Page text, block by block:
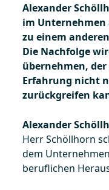
Alexander
im Unternehmen
zu einem
Die Nachfolge
übernehmen,
Erfahrung nicht
zurückgreifen
Alexander
Herr Schöllhorn
dem
beruflichen